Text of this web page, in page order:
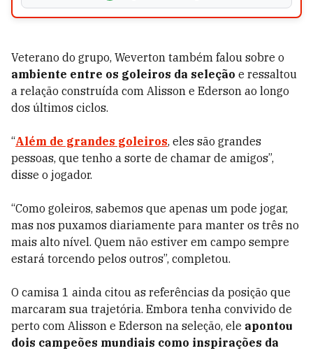
Veterano do grupo, Weverton também falou sobre o
ambiente entre os goleiros da seleção e ressaltou
a relação construída com Alisson e Ederson ao longo
dos últimos ciclos.
“Além de grandes goleiros, eles são grandes
pessoas, que tenho a sorte de chamar de amigos”,
disse o jogador.
“Como goleiros, sabemos que apenas um pode jogar,
mas nos puxamos diariamente para manter os três no
mais alto nível. Quem não estiver em campo sempre
estará torcendo pelos outros”, completou.
O camisa 1 ainda citou as referências da posição que
marcaram sua trajetória. Embora tenha convivido de
perto com Alisson e Ederson na seleção, ele apontou
dois campeões mundiais como inspirações da